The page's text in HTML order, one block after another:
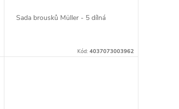
Sada brousků Müller - 5 dílná
Kód: 4037073003962